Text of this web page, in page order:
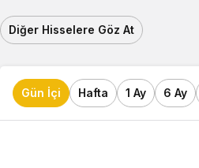
Diğer Hisselere Göz At
Gün İçi Hafta 1 Ay 6 Ay